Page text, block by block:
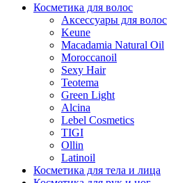
Косметика для волос
Аксессуары для волос
Keune
Macadamia Natural Oil
Moroccanoil
Sexy Hair
Teotema
Green Light
Alcina
Lebel Cosmetics
TIGI
Ollin
Latinoil
Косметика для тела и лица